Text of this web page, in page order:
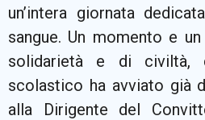
un’intera giornata
sangue. Un momento e
solidarietà e di civiltà,
scolastico ha avviato già
alla Dirigente del